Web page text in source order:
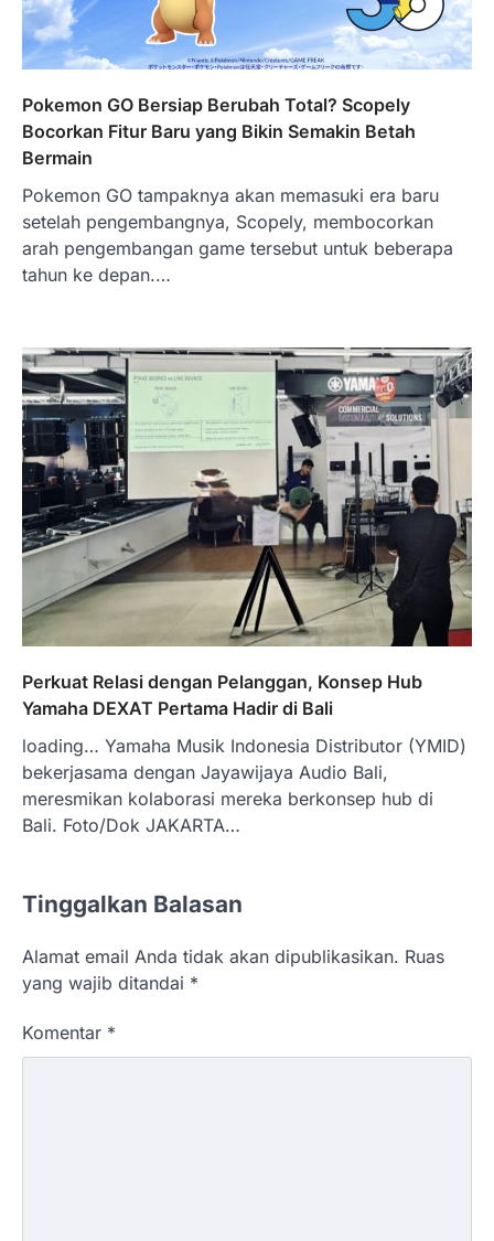
Pokemon GO Bersiap Berubah Total? Scopely
Bocorkan Fitur Baru yang Bikin Semakin Betah
Bermain
Pokemon GO tampaknya akan memasuki era baru
setelah pengembangnya, Scopely, membocorkan
arah pengembangan game tersebut untuk beberapa
tahun ke depan.…
Perkuat Relasi dengan Pelanggan, Konsep Hub
Yamaha DEXAT Pertama Hadir di Bali
loading… Yamaha Musik Indonesia Distributor (YMID)
bekerjasama dengan Jayawijaya Audio Bali,
meresmikan kolaborasi mereka berkonsep hub di
Bali. Foto/Dok JAKARTA…
Tinggalkan Balasan
Alamat email Anda tidak akan dipublikasikan. Ruas
yang wajib ditandai *
Komentar *